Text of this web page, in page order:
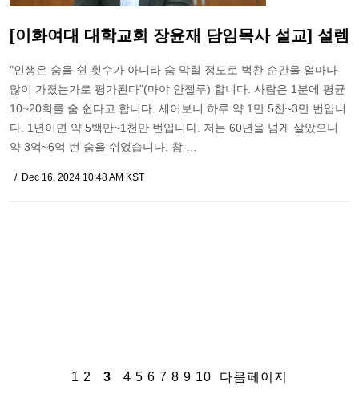
[이화여대 대학교회 장윤재 담임목사 설교] 설렘
"인생은 숨을 쉰 횟수가 아니라 숨 막힐 정도로 벅찬 순간을 얼마나
많이 가졌는가로 평가된다"(마야 안젤루) 합니다. 사람은 1분에 평균
10~20회를 숨 쉰다고 합니다. 세어보니 하루 약 1만 5천~3만 번입니
다. 1년이면 약 5백만~1천만 번입니다. 저는 60년을 넘게 살았으니
약 3억~6억 번 숨을 쉬었습니다. 참 …
Dec 16, 2024 10:48 AM KST
1 2 3 4 5 6 7 8 9 10 다음페이지